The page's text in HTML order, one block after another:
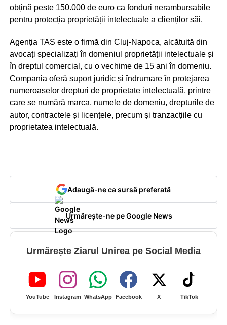
obțină peste 150.000 de euro ca fonduri nerambursabile
pentru protecția proprietății intelectuale a clienților săi.
Agenția TAS este o firmă din Cluj-Napoca, alcătuită din
avocați specializați în domeniul proprietății intelectuale și
în dreptul comercial, cu o vechime de 15 ani în domeniu.
Compania oferă suport juridic și îndrumare în protejarea
numeroaselor drepturi de proprietate intelectuală, printre
care se numără marca, numele de domeniu, drepturile de
autor, contractele și licențele, precum și tranzacțiile cu
proprietatea intelectuală.
Adaugă-ne ca sursă preferată
Urmărește-ne pe Google News
Urmărește Ziarul Unirea pe Social Media
YouTube Instagram WhatsApp Facebook X TikTok